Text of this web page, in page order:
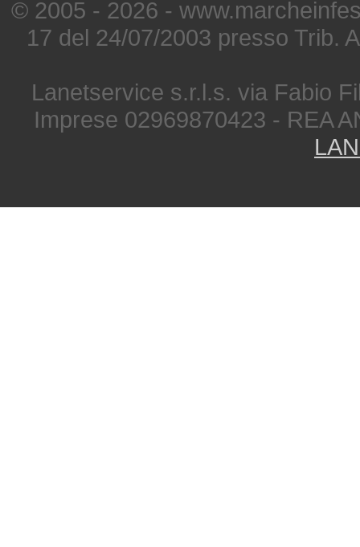
© 2005 - 2026 -
17 del 24/07/2003 presso Trib.
Lanetservice s.r.l.s. via Fabio
Imprese 02969870423 - REA